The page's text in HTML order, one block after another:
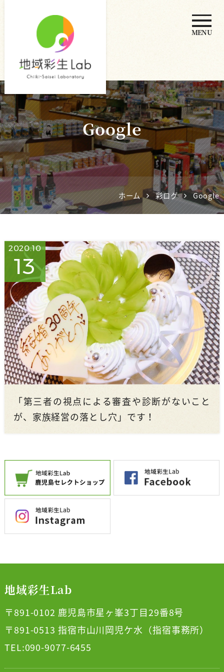
地域彩生
Lab
MENU
Google
ホーム 彩ログ Google
2020.10
13
「第三者の視点による審査や診断がないこと
が、家族経営の落とし穴」です！
地域彩生Lab
〒891-0102 鹿児島市星ヶ峯3丁目29番8号
〒891-0513 指宿市山川岡児ケ水（指宿事務所）
TEL:090-9077-6455